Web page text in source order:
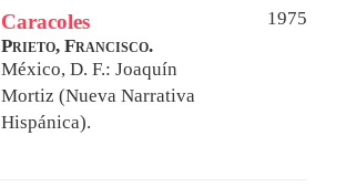
Caracoles
1975
Prieto, Francisco.
México, D. F.: Joaquín
Mortiz (Nueva Narrativa
Hispánica).